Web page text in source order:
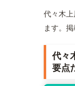
代々木
ます。
代々
要点